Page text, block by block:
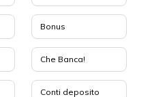
Bonus
Che Banca!
Conti deposito